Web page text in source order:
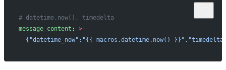
# datetime.now(), timedelta
message_content : >-
{"datetime_now":"{{ macros.datetime.now()